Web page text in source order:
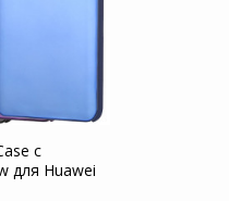
с
для Huawei